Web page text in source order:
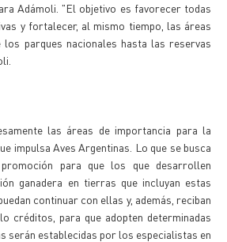
Adámoli. "El objetivo es favorecer todas
y fortalecer, al mismo tiempo, las áreas
los parques nacionales hasta las reservas
las áreas de importancia para la
impulsa Aves Argentinas. Lo que se busca
para que los que desarrollen
ganadera en tierras que incluyan estas
continuar con ellas y, además, reciban
créditos, para que adopten determinadas
serán establecidas por los especialistas en